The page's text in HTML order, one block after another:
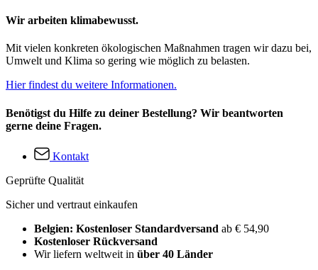
Wir arbeiten klimabewusst.
Mit vielen konkreten ökologischen Maßnahmen tragen wir dazu bei,
Umwelt und Klima so gering wie möglich zu belasten.
Hier findest du weitere Informationen.
Benötigst du Hilfe zu deiner Bestellung? Wir beantworten
gerne deine Fragen.
Kontakt
Geprüfte Qualität
Sicher und vertraut einkaufen
Belgien: Kostenloser Standardversand ab € 54,90
Kostenloser Rückversand
Wir liefern weltweit in über 40 Länder